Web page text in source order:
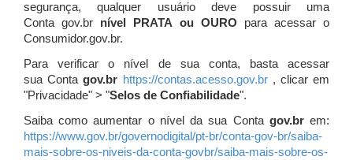
segurança, qualquer usuário deve possuir uma
Conta gov.br nível PRATA ou OURO para acessar o
Consumidor.gov.br.
Para verificar o nível de sua conta, basta acessar
sua Contagov.br https://contas.acesso.gov.br, clicar em
"Privacidade" > "Selos de Confiabilidade".
Saiba como aumentar o nível da sua Conta gov.brem:
https://www.gov.br/governodigital/pt-br/conta-gov-br/saiba-
mais-sobre-os-niveis-da-conta-govbr/saiba-mais-sobre-os-